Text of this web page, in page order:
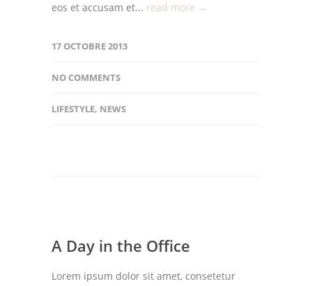
eos et accusam et... read more →
17 OCTOBRE 2013
NO COMMENTS
LIFESTYLE, NEWS
A Day in the Office
Lorem ipsum dolor sit amet, consetetur